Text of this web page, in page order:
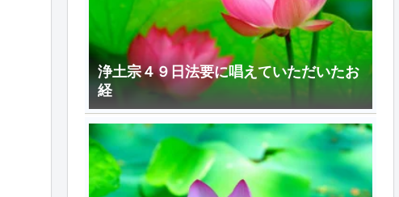
浄土宗４９日法要に唱えていただいたお
経